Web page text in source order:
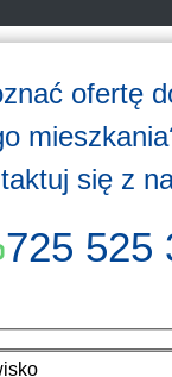
ofertę
się z
725 525